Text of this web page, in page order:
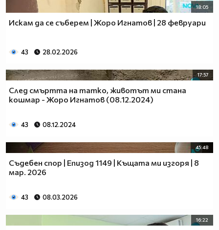
18:05
Искам да се съберем | Жоро Игнатов | 28 февруари
43 28.02.2026
17:57
След смъртта на татко, животът ми стана
кошмар - Жоро Игнатов (08.12.2024)
43 08.12.2024
45:48
Съдебен спор | Епизод 1149 | Къщата ми изгоря | 8
мар. 2026
43 08.03.2026
16:22